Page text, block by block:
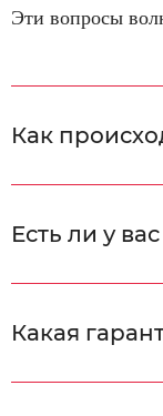
Эти вопросы
Как
Есть ли у
Какая